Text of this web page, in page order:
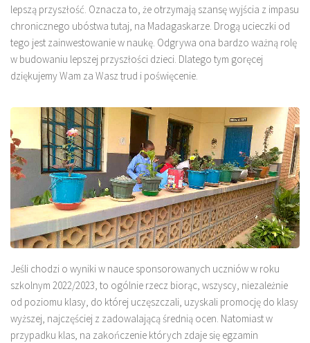
lepszą przyszłość. Oznacza to, że otrzymają szansę wyjścia z impasu
chronicznego ubóstwa tutaj, na Madagaskarze. Drogą ucieczki od
tego jest zainwestowanie w naukę. Odgrywa ona bardzo ważną rolę
w budowaniu lepszej przyszłości dzieci. Dlatego tym goręcej
dziękujemy Wam za Wasz trud i poświęcenie.
Jeśli chodzi o wyniki w nauce sponsorowanych uczniów w roku
szkolnym 2022/2023, to ogólnie rzecz biorąc, wszyscy, niezależnie
od poziomu klasy, do której uczęszczali, uzyskali promocję do klasy
wyższej, najczęściej z zadowalającą średnią ocen. Natomiast w
przypadku klas, na zakończenie których zdaje się egzamin